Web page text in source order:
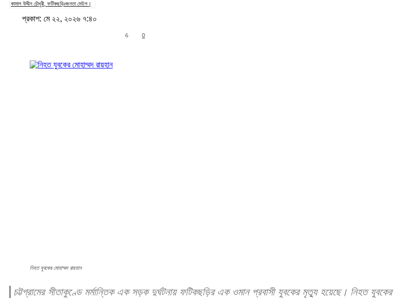
কামাল উদ্দীন চৌধুরী, ফটিকছড়িঃজনতা মেইল।
প্রকাশ: মে ২২, ২০২৬ ৭:৪০
0
6
নিহত যুবকের মোহাম্মদ রায়হান
চট্টগ্রামের সীতাকুণ্ডে মর্মান্তিক এক সড়ক দুর্ঘটনায় ফটিকছড়ির এক ওমান প্রবাসী যুবকের মৃত্যু হয়েছে। নিহত যুবকের